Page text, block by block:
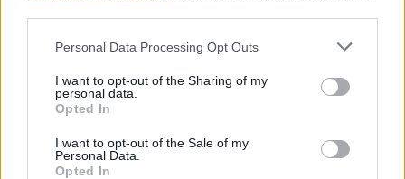
Personal Data Processing Opt Outs
I want to opt-out of the Sharing of my
personal data.
Opted In
I want to opt-out of the Sale of my
Personal Data.
Opted In